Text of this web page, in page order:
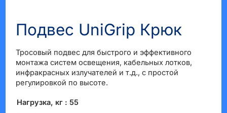
Подвес UniGrip Крюк
Тросовый подвес для быстрого и эффективного
монтажа систем освещения, кабельных лотков,
инфракрасных излучателей и т.д., с простой
регулировкой по высоте.
Нагрузка, кг : 55